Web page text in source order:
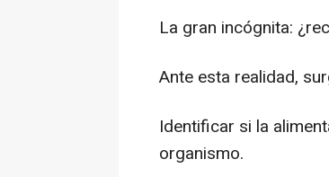
La gran incógnita:
Ante esta realidad,
Identificar si la
organismo.